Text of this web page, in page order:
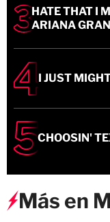
HATE THAT I
ARIANA
I JUST
CHOOSIN'
Más en